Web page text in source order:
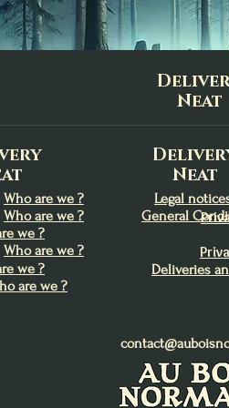
Lughnasadh
Price
€13.00
Abondance
Price
€9.00
Trésors du Lagon
Price
€9.90
Neat
Who are we ?
Who are we ?
we ?
Who are we ?
we ?
are we ?
Neat
Legal
General
Deliveries